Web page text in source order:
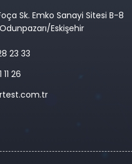
Sk. Emko Sanayi Sitesi B-8
Eskişehir
23 33
11 26